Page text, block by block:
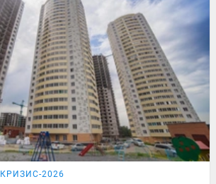
КРИЗИС-2026